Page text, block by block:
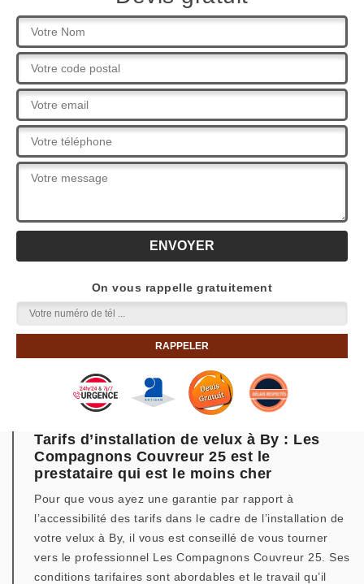
On vous rappelle gratuitement
Tarifs d’installation de velux à By : Les
Compagnons Couvreur 25 est le
prestataire qui est le moins cher
Pour que vous ayez une garantie par rapport à
l’accessibilité des tarifs dans le cadre de l’installation de
votre velux à By, il vous est conseillé de vous tourner
vers le professionnel Les Compagnons Couvreur 25. Ses
conditions tarifaires sont abordables et le travail qu’il